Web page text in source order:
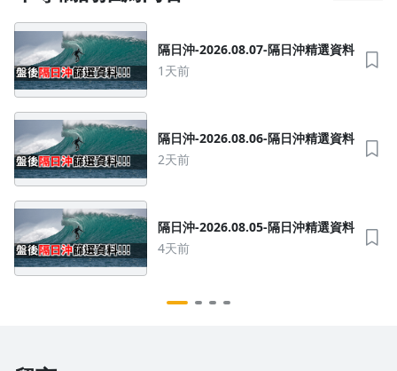
隔日沖-2026.08.07-隔日沖精選資料
1天前
隔日沖-2026.08.06-隔日沖精選資料
2天前
隔日沖-2026.08.05-隔日沖精選資料
4天前